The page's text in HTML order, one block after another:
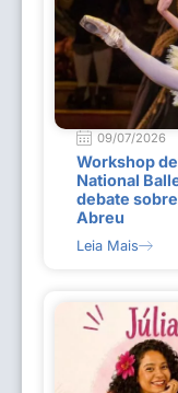
09/07/2026
Workshop
National
debate
Abreu
Leia Mais